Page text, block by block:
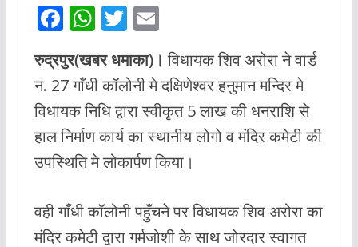
F
e
b
o
o
k
W
at
s
A
p
p
T
itt
er
E
m
ai
l
रुद्रपुर(खबर धमाका)। विधायक शिव अरोरा ने वार्ड
न. 27 गाँधी कॉलोनी मे दक्षिणेश्वर हनुमान मन्दिर मे
विधायक निधि द्वारा स्वीकृत 5 लाख की धनराशि से
हाल निर्माण कार्य का स्थानीय लोगो व मंदिर कमेटी की
उपस्थिति मे लोकार्पण किया।
वही गाँधी कॉलोनी पहुँचने पर विधायक शिव अरोरा का
मंदिर कमेटी द्वारा गर्मजोशी के साथ जोरदार स्वागत